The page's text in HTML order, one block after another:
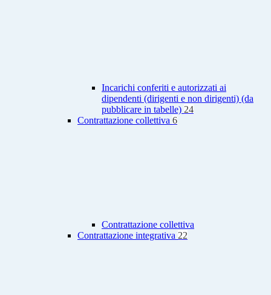
Incarichi conferiti e autorizzati ai
dipendenti (dirigenti e non dirigenti) (da
pubblicare in tabelle) 24
Contrattazione collettiva 6
Contrattazione collettiva
Contrattazione integrativa 22